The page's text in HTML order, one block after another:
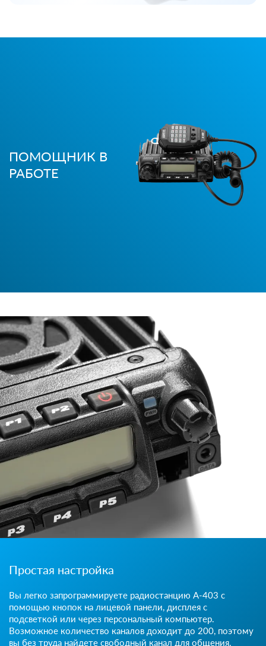
ПОМОЩНИК В
РАБОТЕ
Простая настройка
Вы легко запрограммируете радиостанцию А-403 с
помощью кнопок на лицевой панели, дисплея с
подсветкой или через персональный компьютер.
Возможное количество каналов доходит до 200, поэтому
вы без труда найдете свободный канал для общения.